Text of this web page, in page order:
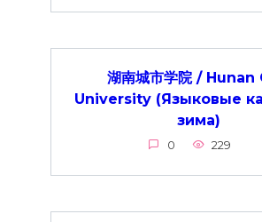
湖南城市学院 / Hunan
University (Языковые
зима)
0 229